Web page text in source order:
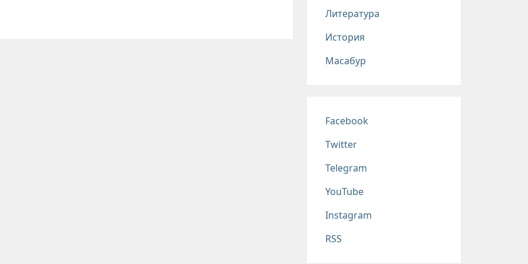
Литература
История
Масабур
Соц сети
Facebook
Twitter
Telegram
YouTube
Instagram
RSS